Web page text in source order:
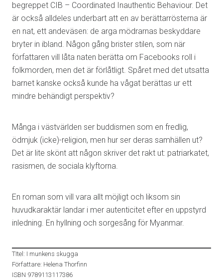
begreppet CIB – Coordinated Inauthentic Behaviour. Det
är också alldeles underbart att en av berättarrösterna är
en nat, ett andeväsen: de arga mödrarnas beskyddare
bryter in ibland. Någon gång brister stilen, som när
författaren vill låta naten berätta om Facebooks roll i
folkmorden, men det är förlåtligt. Spåret med det utsatta
barnet kanske också kunde ha vågat berättas ur ett
mindre behändigt perspektiv?
Många i västvärlden ser buddismen som en fredlig,
ödmjuk (icke)-religion, men hur ser deras samhällen ut?
Det är lite skönt att någon skriver det rakt ut: patriarkatet,
rasismen, de sociala klyftorna.
En roman som vill vara allt möjligt och liksom sin
huvudkaraktär landar i mer autenticitet efter en uppstyrd
inledning. En hyllning och sorgesång för Myanmar.
TItel: I munkens skugga
Författare: Helena Thorfinn
ISBN 9789113117386